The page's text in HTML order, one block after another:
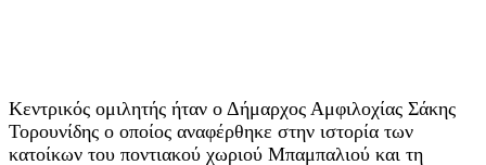
Κεντρικός ομιλητής ήταν ο Δήμαρχος Αμφιλοχίας Σάκης
Τορουνίδης ο οποίος αναφέρθηκε στην ιστορία των
κατοίκων του ποντιακού χωριού Μπαμπαλιού και τη